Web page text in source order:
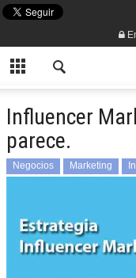
Influencer
parece.
Negocios Marketing